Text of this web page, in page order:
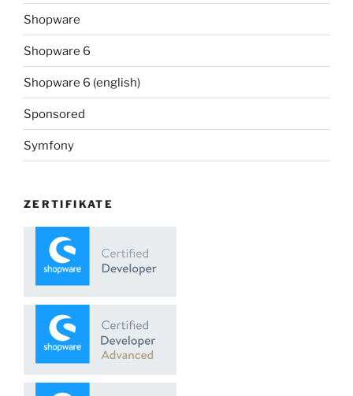
Shopware
Shopware 6
Shopware 6 (english)
Sponsored
Symfony
ZERTIFIKATE